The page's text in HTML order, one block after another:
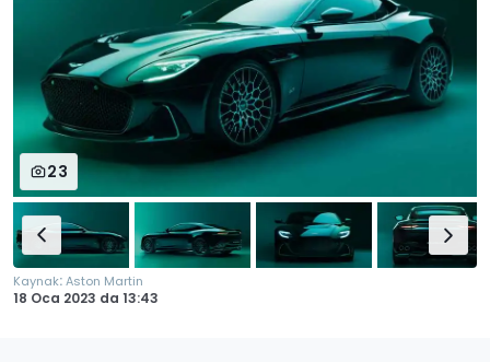
23
Kaynak:Aston Martin
18 Oca 2023 da 13:43